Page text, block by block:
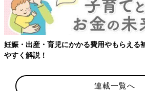
妊娠・出産・育児にかかる費用やもらえる
やすく解説！
連載一覧へ